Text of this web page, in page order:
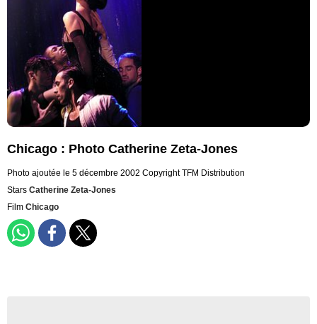
Chicago : Photo Catherine Zeta-Jones
Photo ajoutée le 5 décembre 2002 Copyright TFM Distribution
Stars Catherine Zeta-Jones
Film Chicago